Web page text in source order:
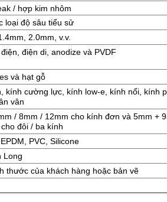
/ hợp kim nhôm
loại độ sâu tiểu sử
2.0mm, v.v.
điện di, anodize và PVDF
và hạt gỗ
kính cường lực, kính low-e, kính nổi, kính
vân
/ 8mm / 12mm cho kính đơn và 5mm +
đôi / ba kính
PVC, Silicone
Long
thước của khách hàng hoặc bản vẽ